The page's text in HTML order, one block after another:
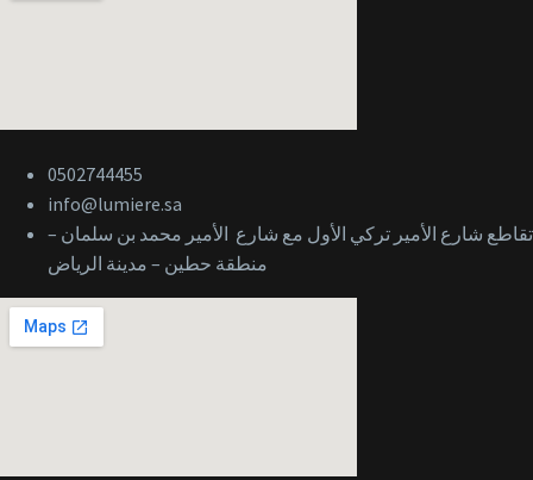
0502744455
info@lumiere.sa
تقاطع شارع الأمير تركي الأول مع شارع الأمير محمد بن سلمان –
منطقة حطين – مدينة الرياض